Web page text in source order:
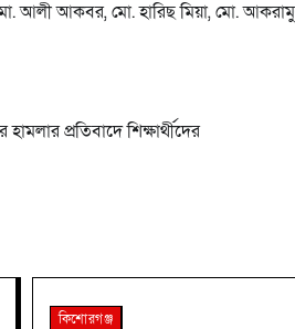
আলী আকবর, মো. হারিছ মিয়া, মো.
প্রতিবাদে শিক্ষার্থীদের
কিশোরগঞ্জ